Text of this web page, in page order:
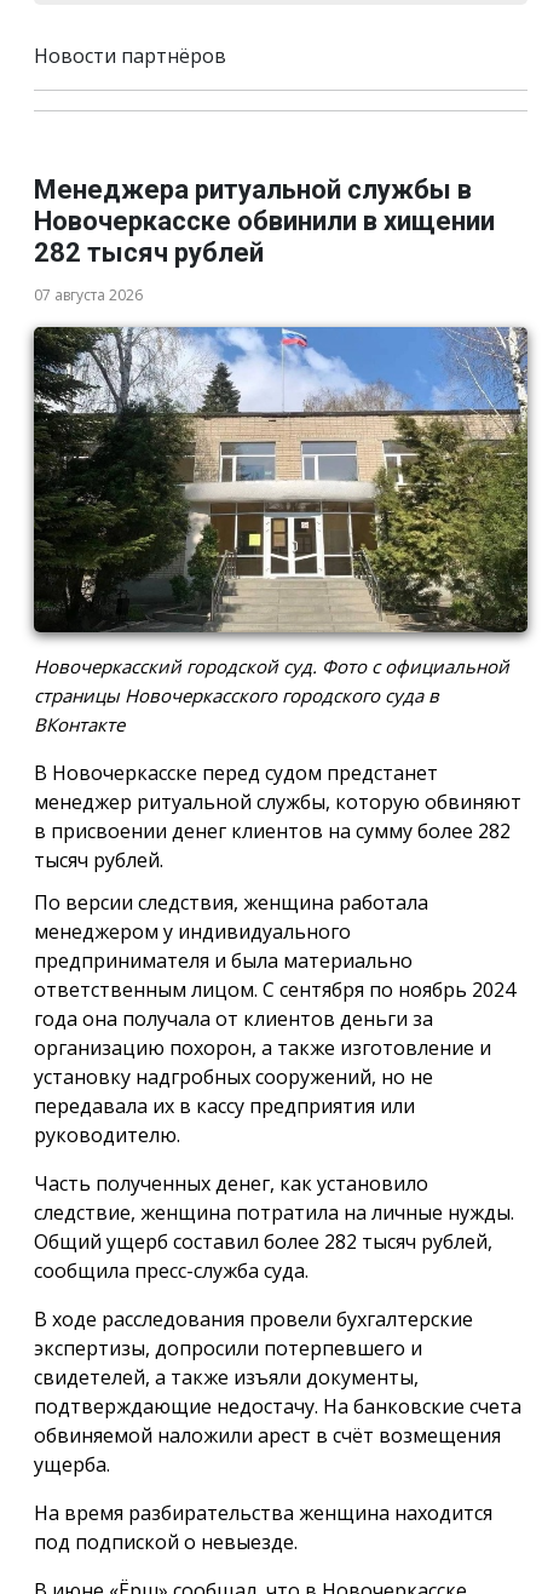
Новости партнёров
Менеджера ритуальной службы в
Новочеркасске обвинили в хищении
282 тысяч рублей
07 августа 2026
Новочеркасский городской суд. Фото с официальной
страницы Новочеркасского городского суда в
ВКонтакте
В Новочеркасске перед судом предстанет
менеджер ритуальной службы, которую обвиняют
в присвоении денег клиентов на сумму более 282
тысяч рублей.
По версии следствия, женщина работала
менеджером у индивидуального
предпринимателя и была материально
ответственным лицом. С сентября по ноябрь 2024
года она получала от клиентов деньги за
организацию похорон, а также изготовление и
установку надгробных сооружений, но не
передавала их в кассу предприятия или
руководителю.
Часть полученных денег, как установило
следствие, женщина потратила на личные нужды.
Общий ущерб составил более 282 тысяч рублей,
сообщила пресс-служба суда.
В ходе расследования провели бухгалтерские
экспертизы, допросили потерпевшего и
свидетелей, а также изъяли документы,
подтверждающие недостачу. На банковские счета
обвиняемой наложили арест в счёт возмещения
ущерба.
На время разбирательства женщина находится
под подпиской о невыезде.